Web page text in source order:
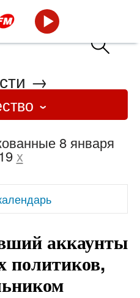
→
8 января
x
аккаунты
политиков,